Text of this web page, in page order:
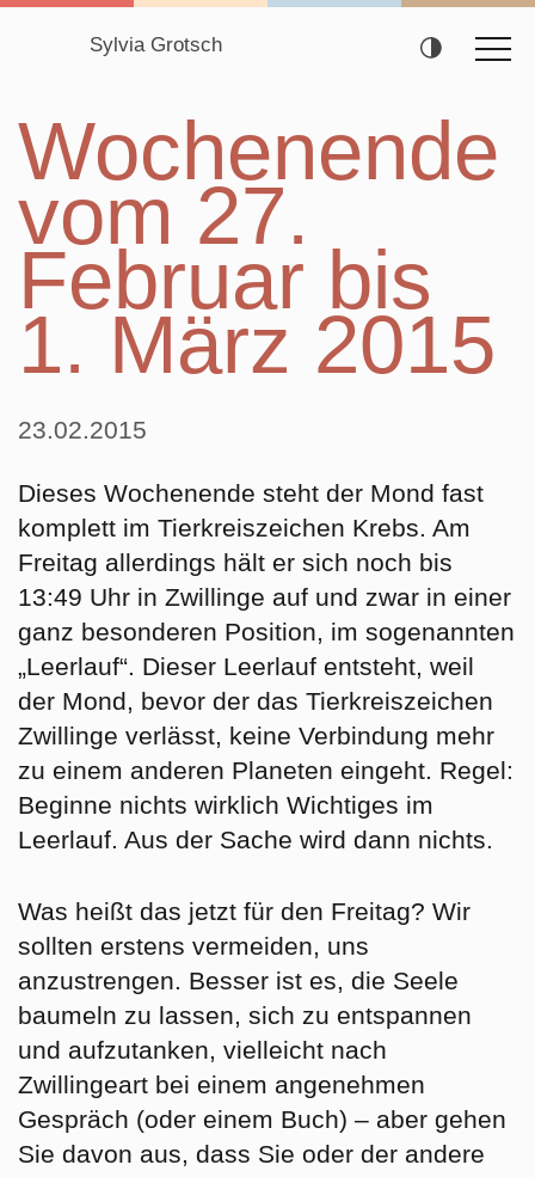
Sylvia Grotsch
Navigation
überspringen
Wochenende
vom 27.
Februar bis
1. März 2015
23.02.2015
Dieses Wochenende steht der Mond fast
komplett im Tierkreiszeichen Krebs. Am
Freitag allerdings hält er sich noch bis
13:49 Uhr in Zwillinge auf und zwar in einer
ganz besonderen Position, im sogenannten
„Leerlauf“. Dieser Leerlauf entsteht, weil
der Mond, bevor der das Tierkreiszeichen
Zwillinge verlässt, keine Verbindung mehr
zu einem anderen Planeten eingeht. Regel:
Beginne nichts wirklich Wichtiges im
Leerlauf. Aus der Sache wird dann nichts.
Was heißt das jetzt für den Freitag? Wir
sollten erstens vermeiden, uns
anzustrengen. Besser ist es, die Seele
baumeln zu lassen, sich zu entspannen
und aufzutanken, vielleicht nach
Zwillingeart bei einem angenehmen
Gespräch (oder einem Buch) – aber gehen
Sie davon aus, dass Sie oder der andere